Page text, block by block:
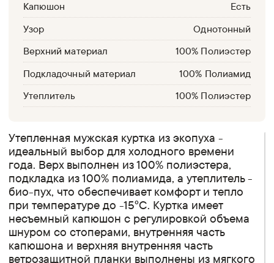
Утепленная мужская куртка из экопуха -
идеальный выбор для холодного времени
года. Верх выполнен из 100% полиэстера,
подкладка из 100% полиамида, а утеплитель -
био-пух, что обеспечивает комфорт и тепло
при температуре до -15°C. Куртка имеет
несъемный капюшон с регулировкой объема
шнуром со стоперами, внутренняя часть
капюшона и верхняя внутренняя часть
ветрозащитной планки выполнены из мягкого
Капюшон
Есть
Узор
Однотонный
Верхний материал
100% Полиэстер
Подкладочный материал
100% Полиамид
Утеплитель
100% Полиэстер